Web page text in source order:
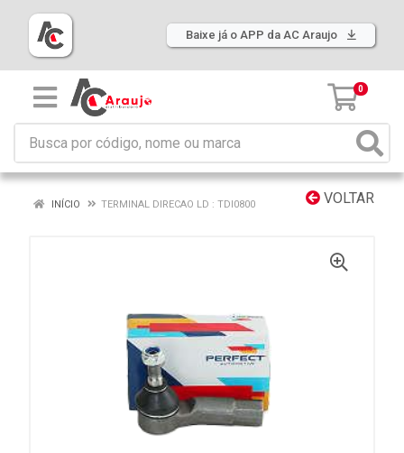
Baixe já o APP da AC Araujo
0
VOLTAR
INÍCIO TERMINAL DIRECAO LD : TDI0800